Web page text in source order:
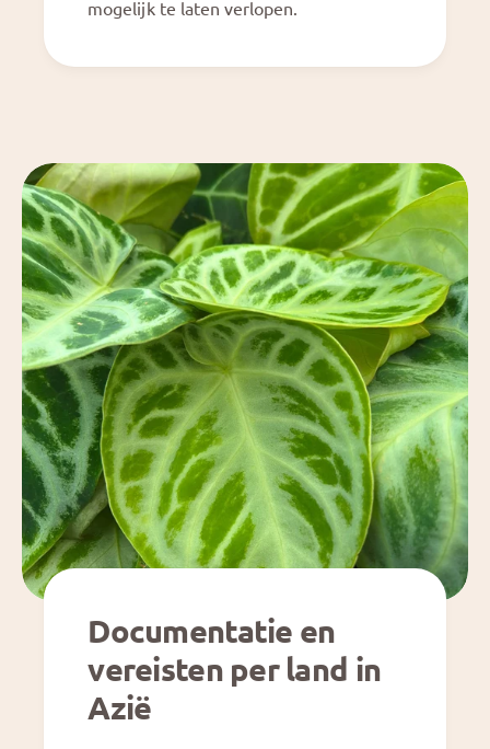
mogelijk te laten verlopen.
Documentatie en
vereisten per land in
Azië